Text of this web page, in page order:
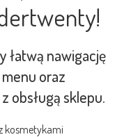
łatwą nawigację
oraz
obsługą sklepu.
kosmetykami